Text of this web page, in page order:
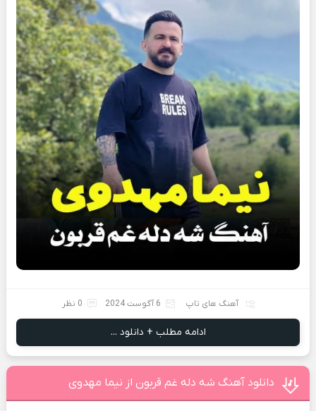
آهنگ های تاپ 6 آگوست 2024 0 نظر
ادامه مطلب + دانلود ...
دانلود آهنگ شه دله غم قربون از نیما مهدوی